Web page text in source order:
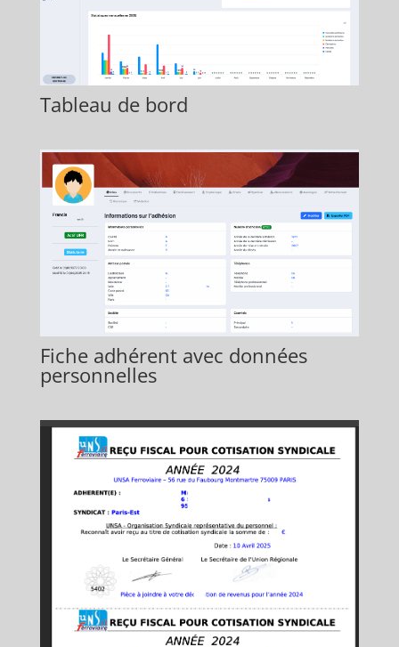
Tableau de bord
Fiche adhérent avec données
personnelles